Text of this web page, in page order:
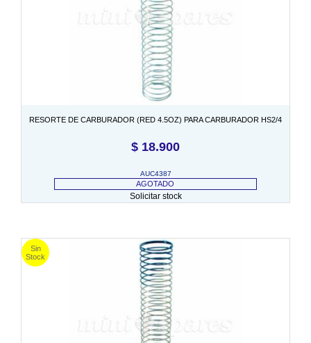
RESORTE DE CARBURADOR (RED 4.5OZ) PARA CARBURADOR HS2/4
$ 18.900
AUC4387
AGOTADO
Solicitar stock